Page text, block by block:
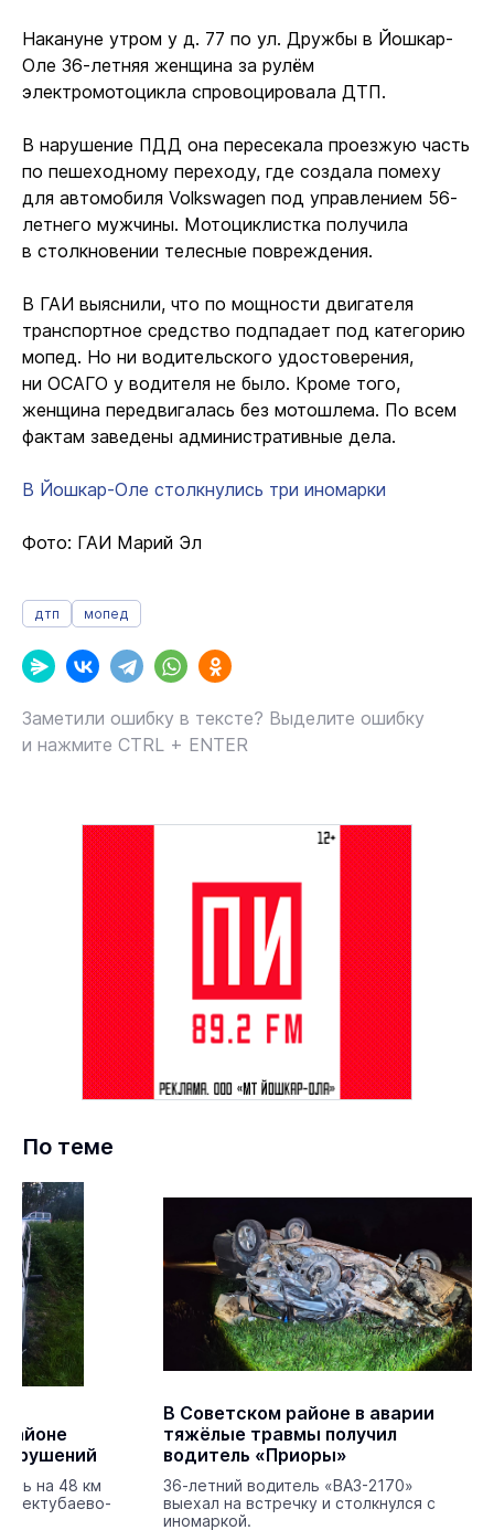
Накануне утром у д. 77 по ул. Дружбы в Йошкар-
Оле 36-летняя женщина за рулём
электромотоцикла спровоцировала ДТП.
В нарушение ПДД она пересекала проезжую часть
по пешеходному переходу, где создала помеху
для автомобиля Volkswagen под управлением 56-
летнего мужчины. Мотоциклистка получила
в столкновении телесные повреждения.
В ГАИ выяснили, что по мощности двигателя
транспортное средство подпадает под категорию
мопед. Но ни водительского удостоверения,
ни ОСАГО у водителя не было. Кроме того,
женщина передвигалась без мотошлема. По всем
фактам заведены административные дела.
В Йошкар-Оле столкнулись три иномарки
Фото: ГАИ Марий Эл
дтп мопед
Заметили ошибку в тексте? Выделите ошибку
и нажмите CTRL + ENTER
По теме
на 48 км
Пектубаево-
В Советском районе в аварии
тяжёлые травмы получил
водитель «Приоры»
36-летний водитель «ВАЗ-2170»
выехал на встречку и столкнулся с
иномаркой.